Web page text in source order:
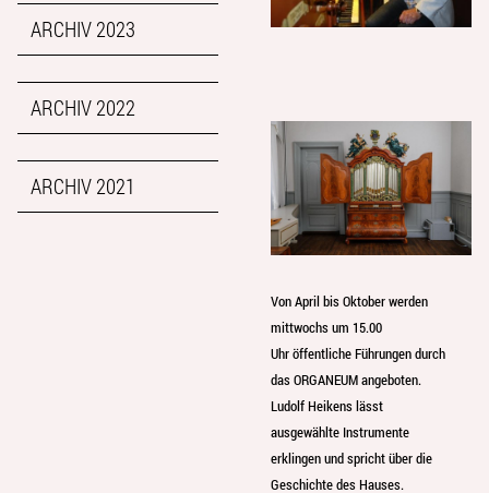
ARCHIV 2023
ARCHIV 2022
ARCHIV 2021
Von April bis Oktober werden
mittwochs um 15.00
Uhr öffentliche Führungen durch
das ORGANEUM angeboten.
Ludolf Heikens lässt
ausgewählte Instrumente
erklingen und spricht über die
Geschichte des Hauses.